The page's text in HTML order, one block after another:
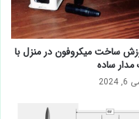
ساخت میکروفون در منزل با
ساده
2024